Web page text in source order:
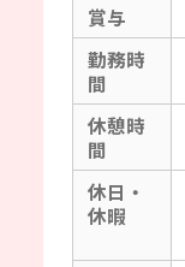
賞与
勤務時
間
休憩時
間
休日・
休暇